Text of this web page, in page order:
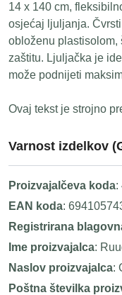
14 x 140 cm,
osjećaj ljuljanja.
obloženu plastisolom,
zaštitu. Ljuljačka je
može podnijeti
Ovaj tekst je strojno
Varnost izdelkov
Proizvajalčeva koda:
EAN koda:
Registrirana
Ime proizvajalca:
Naslov proizvajalca:
Poštna številka